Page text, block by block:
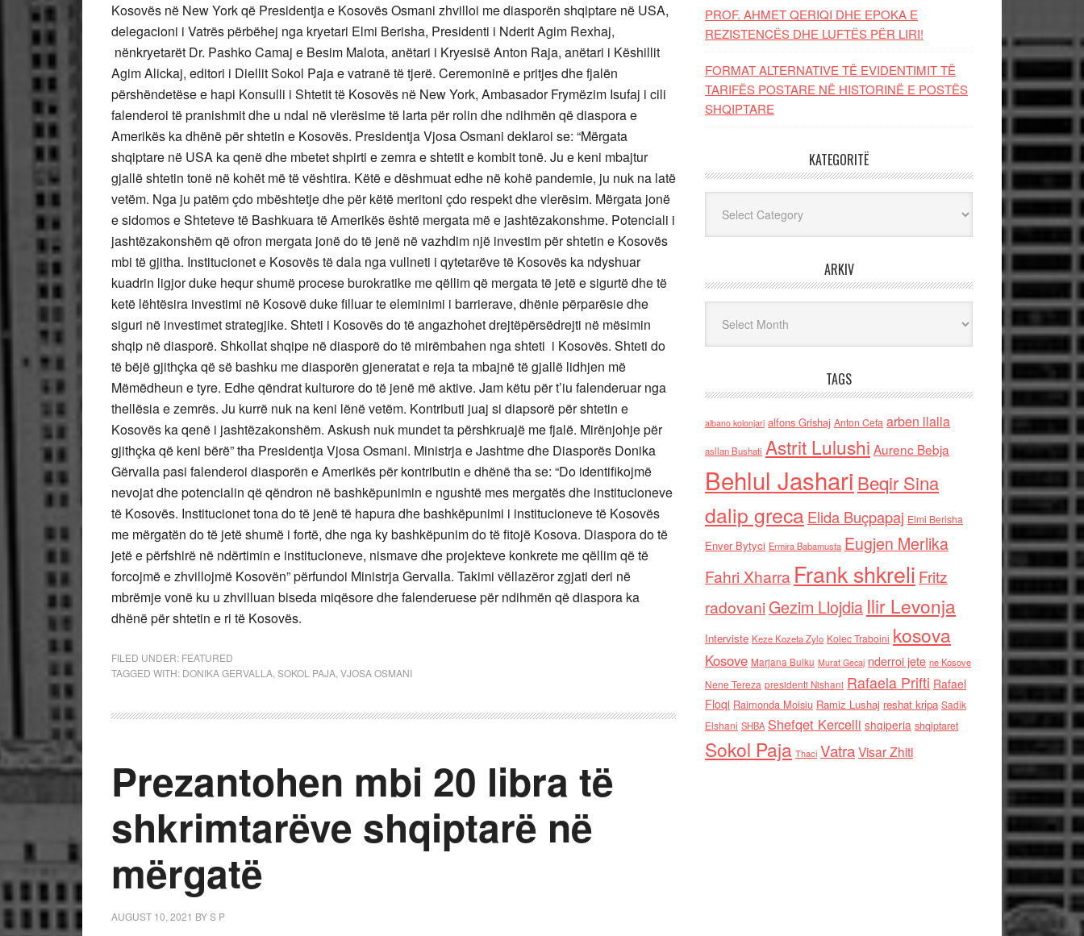
Kosovës në New York që Presidentja e Kosovës Osmani zhvilloi me diasporën shqiptare në USA,
delegacioni i Vatrës përbëhej nga kryetari Elmi Berisha, Presidenti i Nderit Agim Rexhaj,
nënkryetarët Dr. Pashko Camaj e Besim Malota, anëtari i Kryesisë Anton Raja, anëtari i Këshillit
Agim Alickaj, editori i Diellit Sokol Paja e vatranë të tjerë. Ceremoninë e pritjes dhe fjalën
përshëndetëse e hapi Konsulli i Shtetit të Kosovës në New York, Ambasador Frymëzim Isufaj i cili
falenderoi të pranishmit dhe u ndal në vlerësime të larta për rolin dhe ndihmën që diaspora e
Amerikës ka dhënë për shtetin e Kosovës. Presidentja Vjosa Osmani deklaroi se: “Mërgata
shqiptare në USA ka qenë dhe mbetet shpirti e zemra e shtetit e kombit tonë. Ju e keni mbajtur
gjallë shtetin tonë në kohët më të vështira. Këtë e dëshmuat edhe në kohë pandemie, ju nuk na latë
vetëm. Nga ju patëm çdo mbështetje dhe për këtë meritoni çdo respekt dhe vlerësim. Mërgata jonë
e sidomos e Shteteve të Bashkuara të Amerikës është mergata më e jashtëzakonshme. Potenciali i
jashtëzakonshëm që ofron mergata jonë do të jenë në vazhdim një investim për shtetin e Kosovës
mbi të gjitha. Institucionet e Kosovës të dala nga vullneti i qytetarëve të Kosovës ka ndyshuar
kuadrin ligjor duke hequr shumë procese burokratike me qëllim që mergata të jetë e sigurtë dhe të
ketë lëhtësira investimi në Kosovë duke filluar te eleminimi i barrierave, dhënie përparësie dhe
siguri në investimet strategjike. Shteti i Kosovës do të angazhohet drejtëpërsëdrejti në mësimin
shqip në diasporë. Shkollat shqipe në diasporë do të mirëmbahen nga shteti i Kosovës. Shteti do
të bëjë gjithçka që së bashku me diasporën gjeneratat e reja ta mbajnë të gjallë lidhjen më
Mëmëdheun e tyre. Edhe qëndrat kulturore do të jenë më aktive. Jam këtu për t’iu falenderuar nga
thellësia e zemrës. Ju kurrë nuk na keni lënë vetëm. Kontributi juaj si diapsorë për shtetin e
Kosovës ka qenë i jashtëzakonshëm. Askush nuk mundet ta përshkruajë me fjalë. Mirënjohje për
gjithçka që keni bërë” tha Presidentja Vjosa Osmani. Ministrja e Jashtme dhe Diasporës Donika
Gërvalla pasi falenderoi diasporën e Amerikës për kontributin e dhënë tha se: “Do identifikojmë
nevojat dhe potencialin që qëndron në bashkëpunimin e ngushtë mes mergatës dhe institucioneve
të Kosovës. Institucionet tona do të jenë të hapura dhe bashkëpunimi i institucioneve të Kosovës
me mërgatën do të jetë shumë i fortë, dhe nga ky bashkëpunim do të fitojë Kosova. Diaspora do të
jetë e përfshirë në ndërtimin e institucioneve, nismave dhe projekteve konkrete me qëllim që të
forcojmë e zhvillojmë Kosovën” përfundoi Ministrja Gervalla. Takimi vëllazëror zgjati deri në
mbrëmje vonë ku u zhvilluan biseda miqësore dhe falenderuese për ndihmën që diaspora ka
dhënë për shtetin e ri të Kosovës.
FILED UNDER: FEATURED
TAGGED WITH: DONIKA GERVALLA SOKOL PAJA VJOSA OSMANI
Prezantohen mbi 20 libra të
shkrimtarëve shqiptarë në
mërgatë
AUGUST 10, 2021 BYS P
PROF. AHMET QERIQI DHE EPOKA E
REZISTENCЁS DHE LUFTЁS PЁR LIRI!
FORMAT ALTERNATIVE TË EVIDENTIMIT TË
TARIFËS POSTARE NË HISTORINË E POSTËS
SHQIPTARE
KATEGORITË
ARKIV
TAGS
albano kolonjari alfons Grishaj Anton Cefa arben llalla
asllan Bushati Astrit Lulushi Aurenc Bebja
Behlul Jashari Beqir Sina
dalip grecaElida Buçpapaj Elmi Berisha
Enver Bytyci Ermira Babamusta Eugjen Merlika
Fahri Xharra Frank shkreli Fritz
radovaniGezim Llojdia Ilir Levonja
Interviste Keze Kozeta Zylo Kolec Traboini kosova
Kosove Marjana Bulku Murat Gecaj nderroi jete ne Kosove
Nene Tereza presidenti Nishani Rafaela Prifti Rafael
Floqi Raimonda Moisiu Ramiz Lushaj reshat kripa Sadik
Elshani SHBA Shefqet Kercelli shqiperia shqiptaret
Sokol Paja Thaci VatraVisar Zhiti